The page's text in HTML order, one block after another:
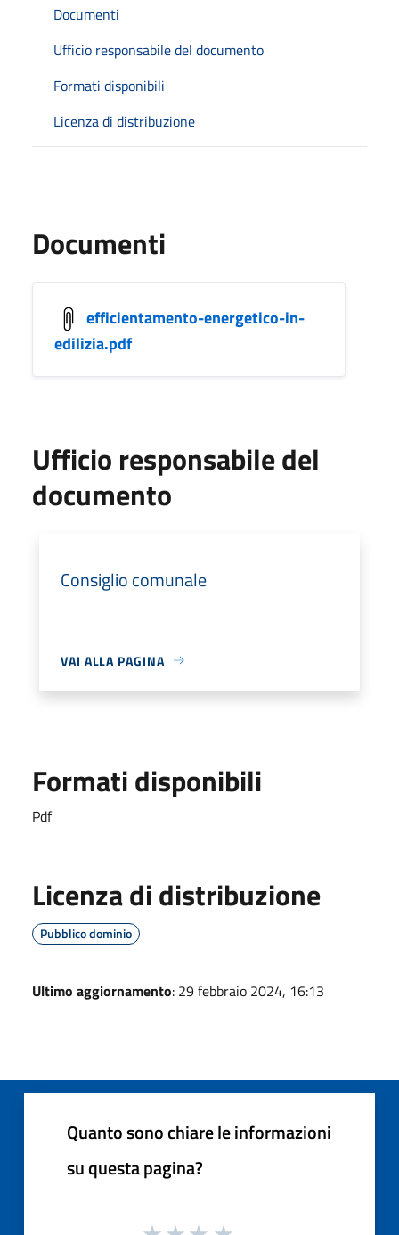
Documenti
Ufficio responsabile del documento
Formati disponibili
Licenza di distribuzione
Documenti
efficientamento-energetico-in-
edilizia.pdf
Ufficio responsabile del
documento
Consiglio comunale
VAI ALLA PAGINA
Formati disponibili
Pdf
Licenza di distribuzione
Pubblico dominio
Ultimo aggiornamento: 29 febbraio 2024, 16:13
Quanto sono chiare le informazioni
su questa pagina?